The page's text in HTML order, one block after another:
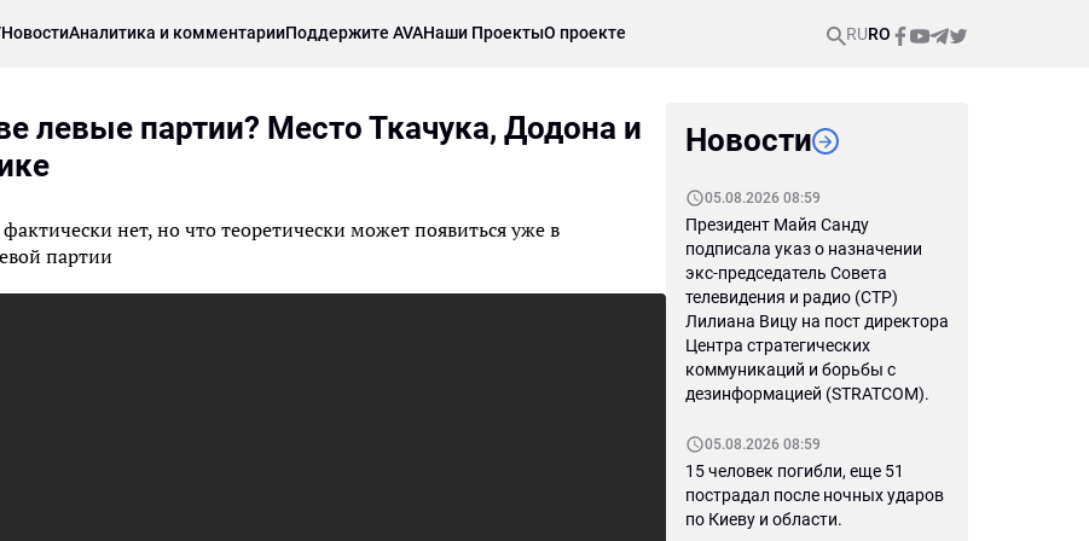
НовостиАналитика и комментарииПоддержите AVAНаши ПроектыО проекте RURO
левые партии? Место Ткачука, Додона и
нет, но что теоретически может появиться уже в
партии
Новости
05.08.2026 08:59
Президент Майя Санду
подписала указ о назначении
экс-председатель Совета
телевидения и радио (СТР)
Лилиана Вицу на пост директора
Центра стратегических
коммуникаций и борьбы с
дезинформацией (STRATCOM).
05.08.2026 08:59
15 человек погибли, еще 51
пострадал после ночных ударов
по Киеву и области.